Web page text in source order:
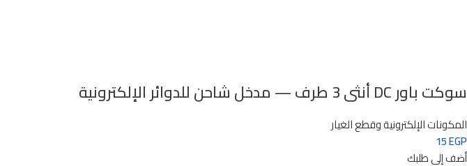
منفذ باور USB Shield Pro
المكونات الإلكترونية وقطع الغيار